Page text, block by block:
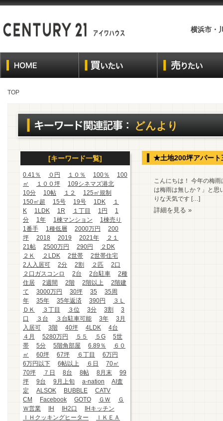
横浜市・
TOP
どんより
[キーワード一覧]
0.41％ ０円 １０％ 100％
100
㎡
１００坪
109シネマズ港北
10分
10帖 １２
125㎡規制
150㎡超
15号 19号 1DK
１
K
1LDK 1R １丁目 1円
1
分
1年 1棟マンション
1棟売り
1番手
1種低層 2000万円
200
坪
2018 2019 2021年
２１
21帖
2500万円 290円
２DK
２Ｋ
２LDK 2世帯
2世帯住宅
2人入居可
2分 2割 ２匹
2口
２口ガスコンロ
2台 2台駐車
2種
住居
2週間 2階 2階以上
2階建
て
3000万円 30坪 35
35周
年
35年 35年返済 390円
３Ｌ
ＤＫ
３丁目 ３位 3分 3割
3
口
３台 ３台駐車可能 3年
3月
入居可
3階 40坪 4LDK
4台
４月
5280万円 ５５ ５G
5世
帯
5分 5階角部屋 6.89％
６０
㎡
60坪 67坪 ６丁目
6万円
6万円以下
6帖以上 ６日
70㎡
70坪
７日 8台 8帖 8月末
99
坪
9台 9月上旬 a-nation
AI査
定
ALSOK BUBBLE
CATV
CM
Facebook GOTO ＧＷ
Ｇ
Ｗ営業
IH IH2口
IHキッチン
ＩＨクッキングヒーター
ＩＫＥＡ
★土地200坪アパー
こんにちは！ 今年の梅
は梅雨は無しか？」と思
りな天気です […]
詳細を見る »